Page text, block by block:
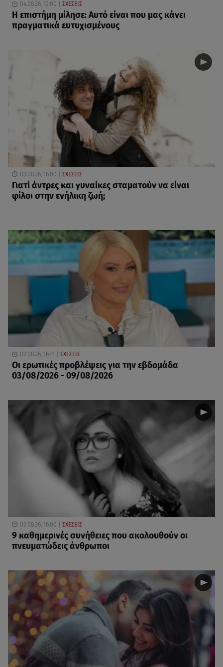
04.08.26, 12:00 ΣΧΕΣΕΙΣ
Η επιστήμη μίλησε: Αυτό είναι που μας κάνει
πραγματικά ευτυχισμένους
03.08.26, 16:00 ΣΧΕΣΕΙΣ
Γιατί άντρες και γυναίκες σταματούν να είναι
φίλοι στην ενήλικη ζωή;
02.08.26, 16:41 ΣΧΕΣΕΙΣ
Οι ερωτικές προβλέψεις για την εβδομάδα
03/08/2026 - 09/08/2026
02.08.26, 16:00 ΣΧΕΣΕΙΣ
9 καθημερινές συνήθειες που ακολουθούν οι
πνευματώδεις άνθρωποι